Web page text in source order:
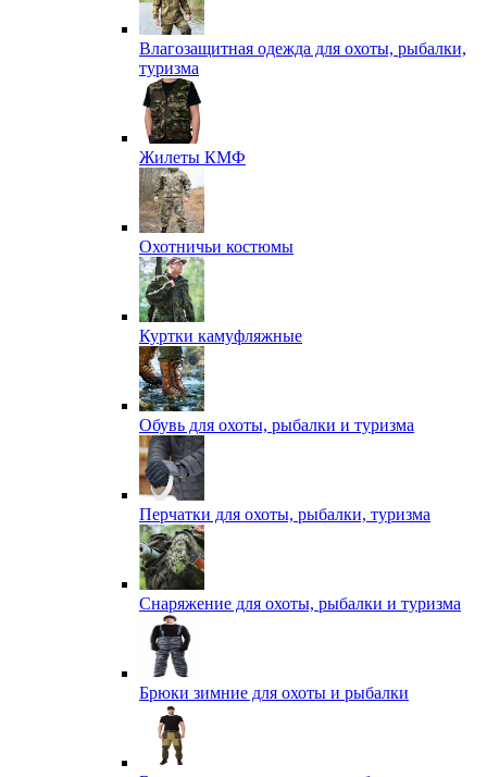
Влагозащитная одежда для охоты, рыбалки,
туризма
Жилеты КМФ
Охотничьи костюмы
Куртки камуфляжные
Обувь для охоты, рыбалки и туризма
Перчатки для охоты, рыбалки, туризма
Снаряжение для охоты, рыбалки и туризма
Брюки зимние для охоты и рыбалки